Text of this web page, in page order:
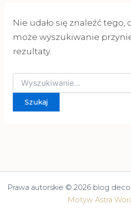
Nie udało się znaleźć tego,
może wyszukiwanie
rezultaty.
Szukaj
dla:
Prawa autorskie © 2026 blog
Motyw Astra